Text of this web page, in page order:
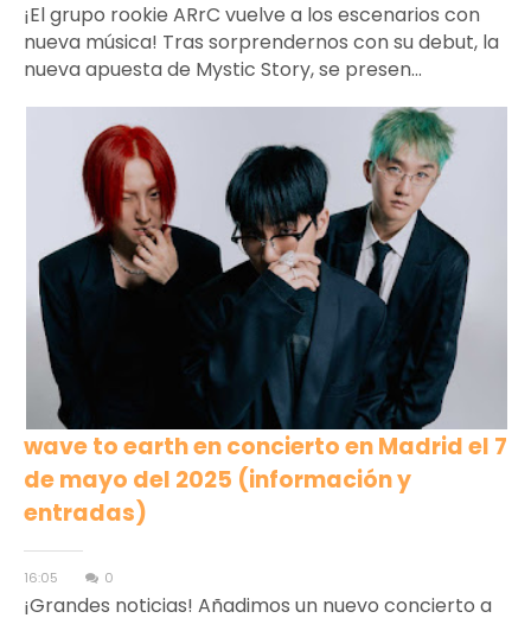
¡El grupo rookie ARrC vuelve a los escenarios con
nueva música! Tras sorprendernos con su debut, la
nueva apuesta de Mystic Story, se presen...
wave to earth en concierto en Madrid el 7
de mayo del 2025 (información y
entradas)
16:05 0
¡Grandes noticias! Añadimos un nuevo concierto a